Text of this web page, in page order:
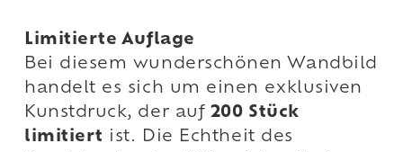
Limitierte Auflage
Bei diesem wunderschönen Wandbild
handelt es sich um einen exklusiven
Kunstdruck, der auf 200 Stück
limitiert ist. Die Echtheit des